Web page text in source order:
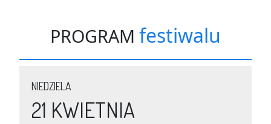
PROGRAM festiwalu
NIEDZIELA
21 KWIETNIA